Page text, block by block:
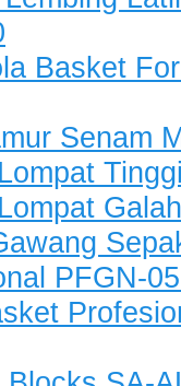
Basket
Senam
PFGN-